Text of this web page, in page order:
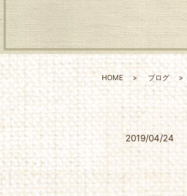
HOME ブログ
2019/04/24